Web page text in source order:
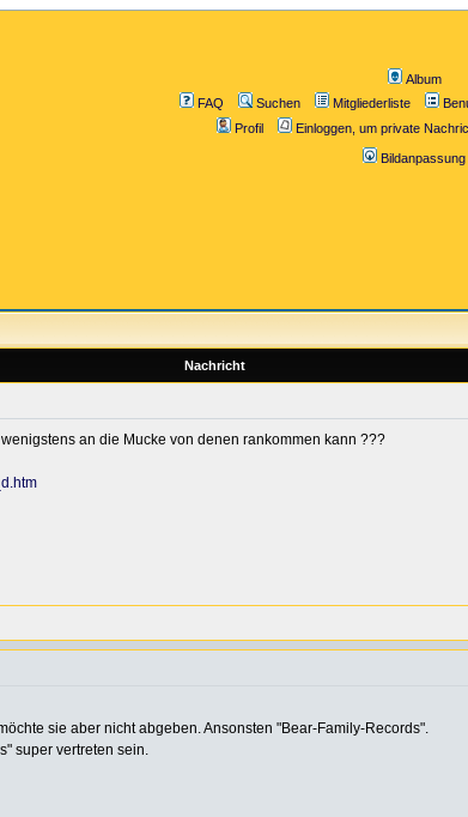
Album
FAQ
Suchen Mitgliederliste
Profil
Einloggen, um private
Bildanpassung
Nachricht
an die Mucke von denen rankommen kann ???
sie aber nicht abgeben. Ansonsten "Bear-Family-Records".
super vertreten sein.